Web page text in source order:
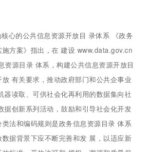
心的公共信息资源开放目 录体系 《政务
方案》指出，在 建设 www.data.gov.cn
资源目录 体系，构建公共信息资源开放目
有关要求，推动政府部门和公共企事业
器读取、可供社会化再利用的数据集向社
据创新系列活动，鼓励和引导社会化开发
法和编码规则是政务信息资源目录 体系
据背景下应不断完善和发 展，以适应新